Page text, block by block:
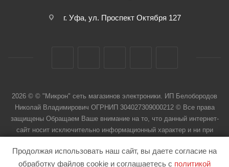
г. Уфа, ул. Проспект Октября 127
2026 © © "Микрон" сеть магазинов электроники. ИП Белобородов
Николай Владимирович ОГРНИП 304027309000212 © Все права
защищены Обращаем Ваше внимание на то, что данный интернет-
сайт носит исключительно информационный характер и ни при
Продолжая использовать наш сайт, вы даете согласие на
обработку файлов cookie и соглашаетесь с политикой